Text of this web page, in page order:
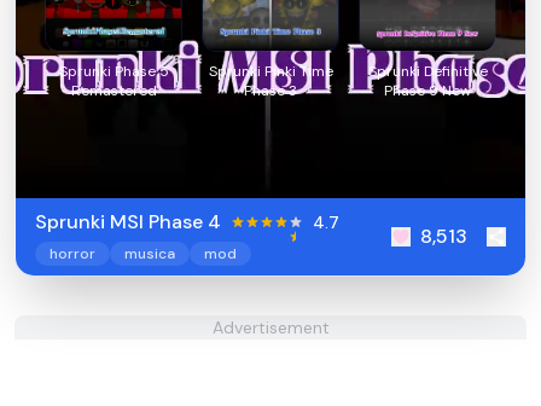
Sprunki Phase 5
Remastered
Sprunki Pinki Time
Phase 3
Sprunki Definitive
Phase 9 New
Sprunki MSI Phase 4 4.7
horror musica mod
8,513
Advertisement